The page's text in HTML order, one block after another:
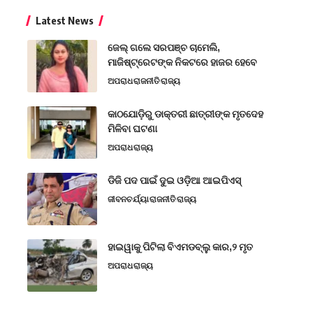
Latest News
ଜେଲ୍ ଗଲେ ସରପଞ୍ଚ ଚାମେଲି,
ମାଜିଷ୍ଟ୍ରେଟଙ୍କ ନିକଟରେ ହାଜର ହେବେ
ଅପରାଧରାଜନୀତିରାଜ୍ୟ
କାଠଯୋଡ଼ିରୁ ଡାକ୍ତରୀ ଛାତ୍ରୀଙ୍କ ମୃତଦେହ
ମିଳିବା ଘଟଣା
ଅପରାଧରାଜ୍ୟ
ଡିଜି ପଦ ପାଇଁ ଦୁଇ ଓଡ଼ିଆ ଆଇପିଏସ୍
ଜୀବନଚର୍ଯ୍ୟାରାଜନୀତିରାଜ୍ୟ
ହାଇୱାକୁ ପିଟିଲା ବିଏମଡବ୍ଲୁ କାର,୨ ମୃତ
ଅପରାଧରାଜ୍ୟ